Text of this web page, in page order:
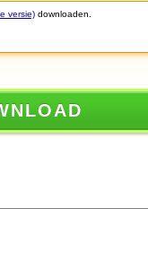
versie) downloaden.